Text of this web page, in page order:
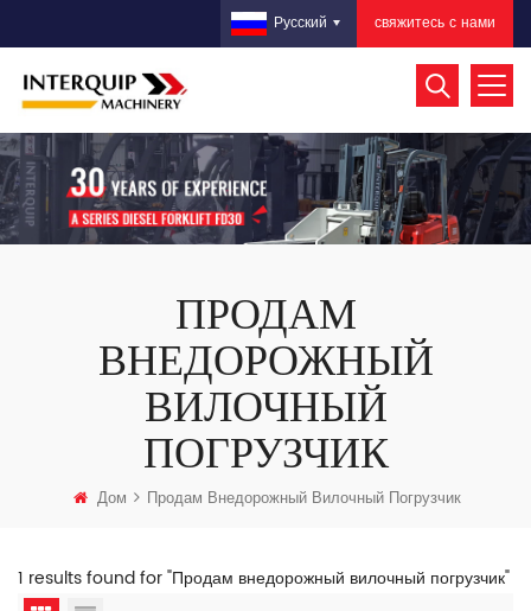
свяжитесь с нами
Русский
ПРОДАМ
ВНЕДОРОЖНЫЙ
ВИЛОЧНЫЙ
ПОГРУЗЧИК
Дом Продам Внедорожный Вилочный Погрузчик
1 results found for "Продам внедорожный вилочный погрузчик"